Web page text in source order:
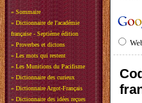
» Sommaire
» Dictionnaire de l'académie
française - Septième édition
» Proverbes et dictons
» Les mots qui restent
» Les Munitions du Pacifisme
» Dictionnaire des curieux
» Dictionnaire Argot-Français
» Dictionnaire des idées reçues